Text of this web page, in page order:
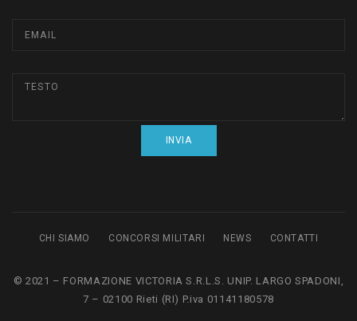
CHI SIAMO CONCORSI MILITARI NEWS CONTATTI
© 2021 – FORMAZIONE VICTORIA S.R.L.S. UNIP. LARGO SPADONI,
7 – 02100 Rieti (RI) P.iva 01141180578